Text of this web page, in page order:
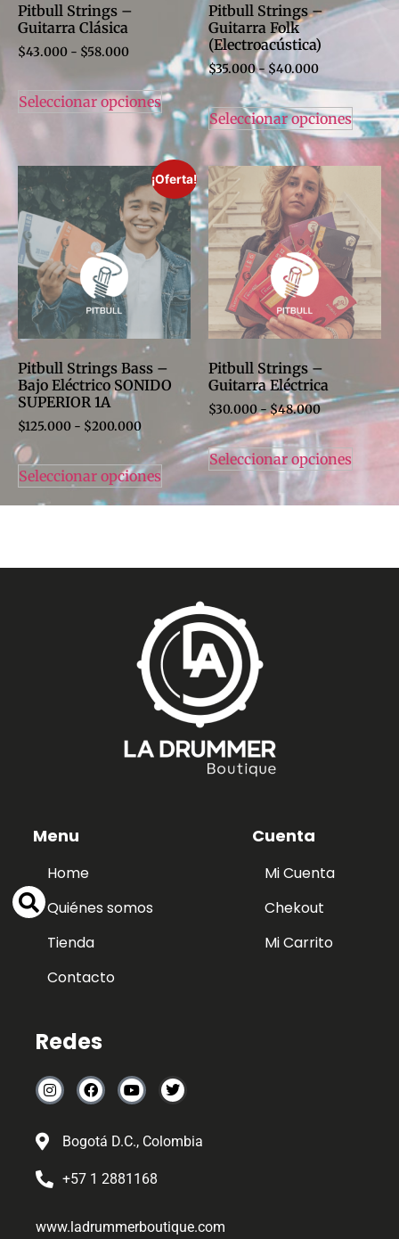
Pitbull Strings –
Guitarra Clásica
$43.000 - $58.000
Seleccionar opciones
Pitbull Strings –
Guitarra Folk
(Electroacústica)
$35.000- $40.000
Seleccionar opciones
¡Oferta!
Pitbull Strings Bass –
Bajo Eléctrico SONIDO
SUPERIOR 1A
$125.000 - $200.000
Seleccionar opciones
Pitbull Strings –
Guitarra Eléctrica
$30.000-$48.000
Seleccionar opciones
Menu
Home
Quiénes somos
Tienda
Contacto
Cuenta
Mi Cuenta
Chekout
Mi Carrito
Redes
Bogotá D.C., Colombia
+57 1 2881168
www.ladrummerboutique.com